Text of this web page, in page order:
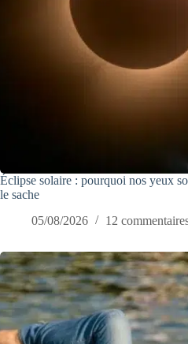
Éclipse solaire : pourquoi nos yeux
le sache
05/08/2026
12